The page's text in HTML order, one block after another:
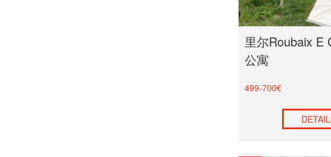
里尔Roubaix E
公寓
499-700€